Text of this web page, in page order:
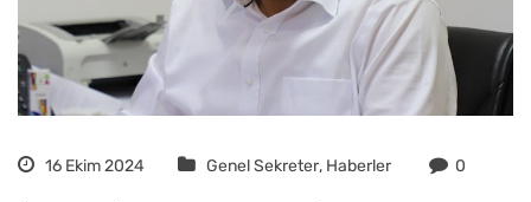
16 Ekim 2024 Genel Sekreter, Haberler 0